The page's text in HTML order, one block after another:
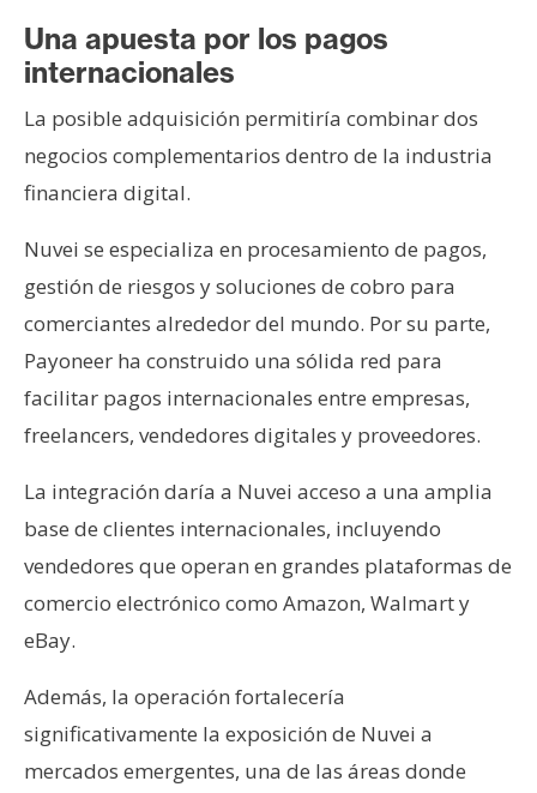
r
s
s
o
n
a
c
t
o
P
b
l
i
d
a
Una apuesta por los pagos
internacionales
La posible adquisición permitiría combinar dos
negocios complementarios dentro de la industria
financiera digital.
Nuvei se especializa en procesamiento de pagos,
gestión de riesgos y soluciones de cobro para
comerciantes alrededor del mundo. Por su parte,
Payoneer ha construido una sólida red para
facilitar pagos internacionales entre empresas,
freelancers, vendedores digitales y proveedores.
La integración daría a Nuvei acceso a una amplia
base de clientes internacionales, incluyendo
vendedores que operan en grandes plataformas de
comercio electrónico como Amazon, Walmart y
eBay.
Además, la operación fortalecería
significativamente la exposición de Nuvei a
mercados emergentes, una de las áreas donde